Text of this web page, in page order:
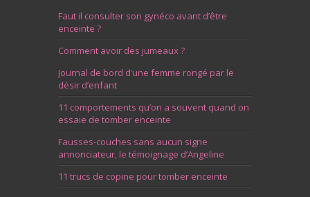
Faut il consulter son gynéco avant d’être
enceinte ?
Comment avoir des jumeaux ?
Journal de bord d’une femme rongé par le
désir d’enfant
11 comportements qu’on a souvent quand on
essaie de tomber enceinte
Fausses-couches sans aucun signe
annonciateur, le témoignage d’Angeline
11 trucs de copine pour tomber enceinte